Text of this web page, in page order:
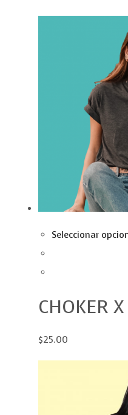
Seleccionar
CHOKER
$25.00